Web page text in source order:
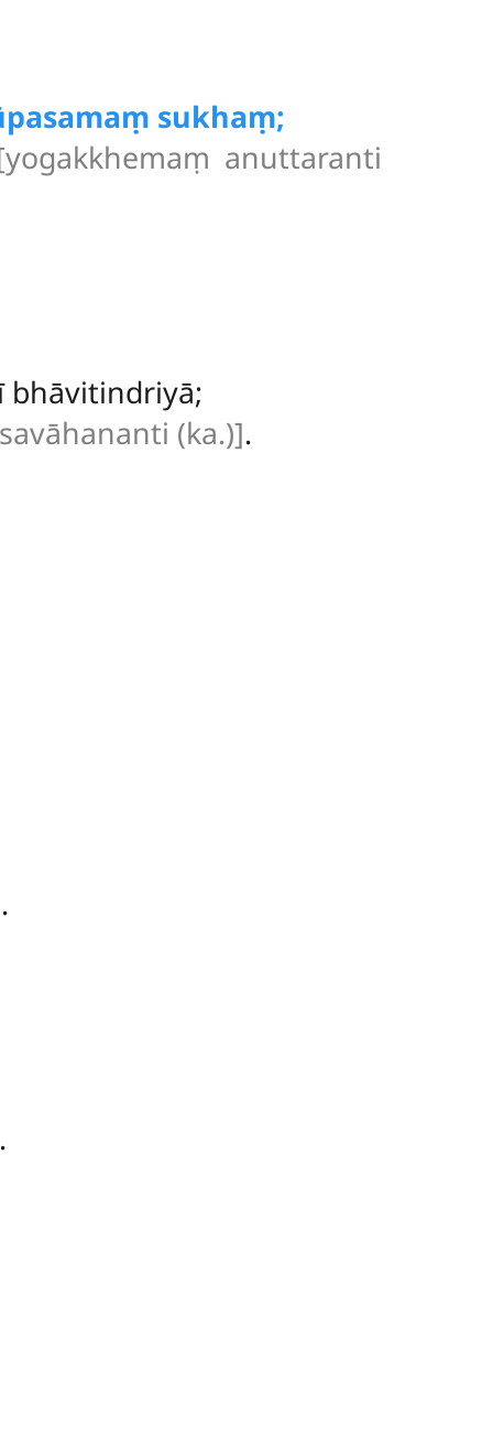
sukhaṃ;
anuttaranti
(ka.)].